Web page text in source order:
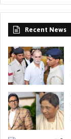
Recent News